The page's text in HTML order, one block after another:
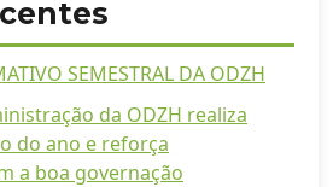
SEMESTRAL DA ODZH
da ODZH realiza
do ano e reforça
a boa governação